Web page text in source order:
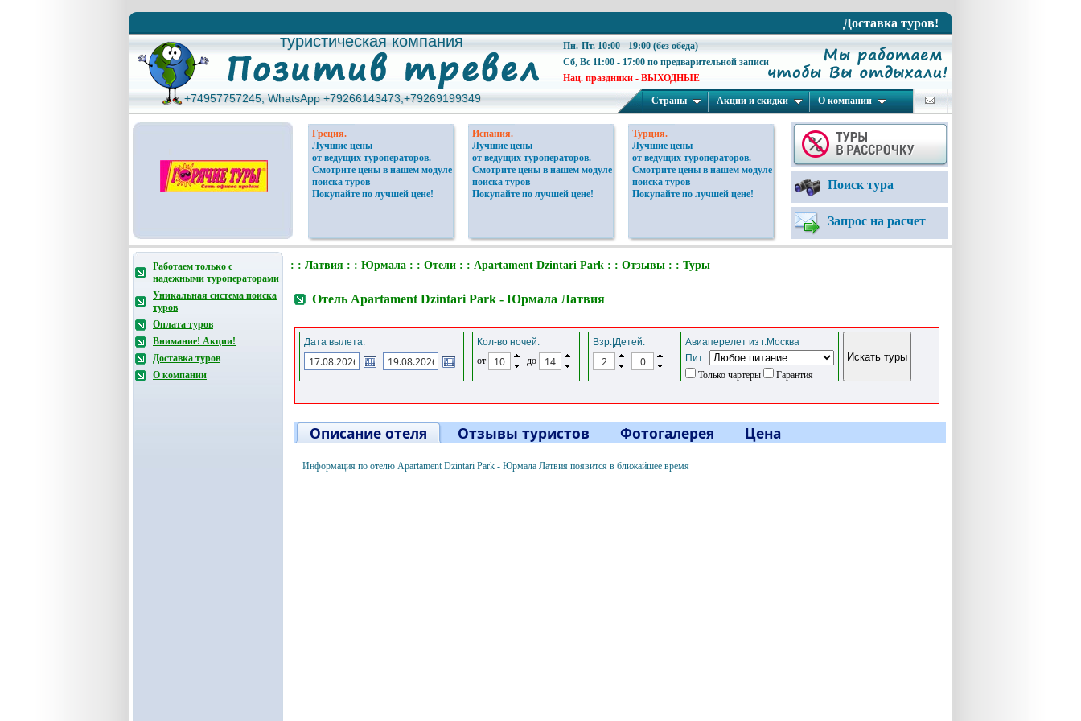
Доставка туров!
туристическая компания
туристическая компания
Пн.-Пт. 10:00 - 19:00 (без обеда)
Сб, Вс 11:00 - 17:00 по предварительной записи
Нац. праздники - ВЫХОДНЫЕ
+74957757245, WhatsApp +79266143473,+79269199349
+74957757245, WhatsApp +79266143473,+79269199349 Страны Акции и скидки О компании
Греция.
Лучшие цены
от ведущих туроператоров.
Смотрите цены в нашем модуле
поиска туров
Покупайте по лучшей цене!
Испания.
Лучшие цены
от ведущих туроператоров.
Смотрите цены в нашем модуле
поиска туров
Покупайте по лучшей цене!
Турция.
Лучшие цены
от ведущих туроператоров.
Смотрите цены в нашем модуле
поиска туров
Покупайте по лучшей цене!
Поиск тура
Запрос на расчет
Работаем только с
надежными туроператорами
Уникальная система поиска
туров
Оплата туров
Внимание! Акции!
Доставка туров
О компании
: : Латвия : : Юрмала : : Отели : : Apartament Dzintari Park : : Отзывы : : Туры
Отель Apartament Dzintari Park - Юрмала Латвия
Дата вылета:
Кол-во ночей:
от
до
Взр.|Детей:
Авиаперелет из г.Москва
Пит.:
Только чартеры
Гарантия
Описание отеля Отзывы туристов Фотогалерея Цена
Информация по отелю Apartament Dzintari Park - Юрмала Латвия появится в ближайшее время